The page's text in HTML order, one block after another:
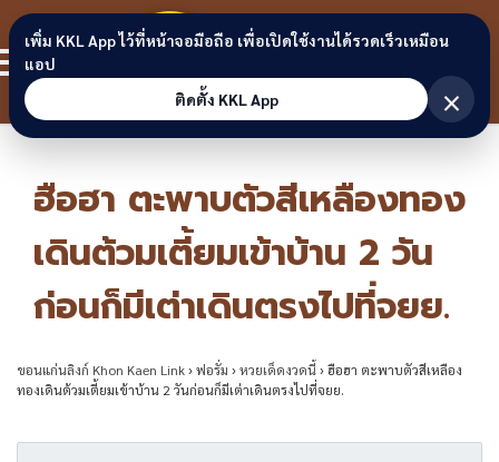
Skip to content
ขอนแก่น
ลิงก์
ฮือฮา ตะพาบตัวสีเหลืองทอง
เดินต้วมเตี้ยมเข้าบ้าน 2 วัน
ก่อนก็มีเต่าเดินตรงไปที่จยย.
ขอนแก่นลิงก์ Khon Kaen Link›ฟอรั่ม ›หวยเด็ดงวดนี้›ฮือฮา ตะพาบตัวสีเหลือง
ทองเดินต้วมเตี้ยมเข้าบ้าน 2 วันก่อนก็มีเต่าเดินตรงไปที่จยย.
เพิ่ม KKL App ไว้ที่หน้าจอมือถือ เพื่อเปิดใช้งานได้รวดเร็วเหมือน
แอป
ติดตั้ง KKL App
×